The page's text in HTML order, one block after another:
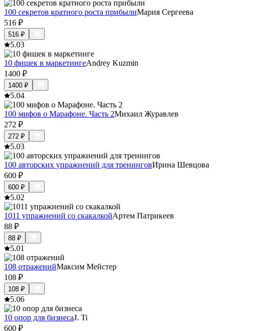
100 секретов кратного роста прибылиМария Сергеева
516 ₽
516 ₽
5.03
10 фишек в маркетингеAndrey Kuzmin
1400 ₽
1400 ₽
5.04
100 мифов о Марафоне. Часть 2Михаил Журавлев
272 ₽
272 ₽
5.03
100 авторских упражнений для тренинговИрина Шевцова
600 ₽
600 ₽
5.02
1011 упражнений со скакалкойАртем Патрикеев
88 ₽
88 ₽
5.01
108 отраженийМаксим Мейстер
108 ₽
108 ₽
5.06
10 опор для бизнесаJ. Ti
600 ₽